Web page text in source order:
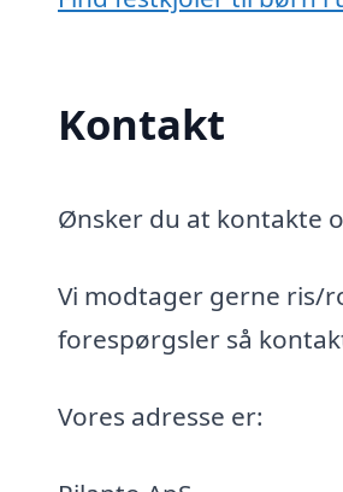
Kontakt
Ønsker du at kontakte
Vi modtager gerne ris/
forespørgsler så
Vores adresse er: